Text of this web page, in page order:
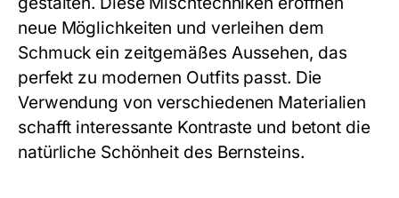
neue Möglichkeiten und verleihen dem
Schmuck ein zeitgemäßes Aussehen, das
perfekt zu modernen Outfits passt. Die
Verwendung von verschiedenen Materialien
schafft interessante Kontraste und betont die
natürliche Schönheit des Bernsteins.